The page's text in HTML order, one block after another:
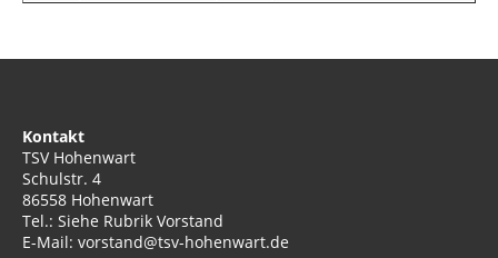
Kontakt
TSV Hohenwart
Schulstr. 4
86558 Hohenwart
Tel.: Siehe Rubrik Vorstand
E-Mail: vorstand@tsv-hohenwart.de